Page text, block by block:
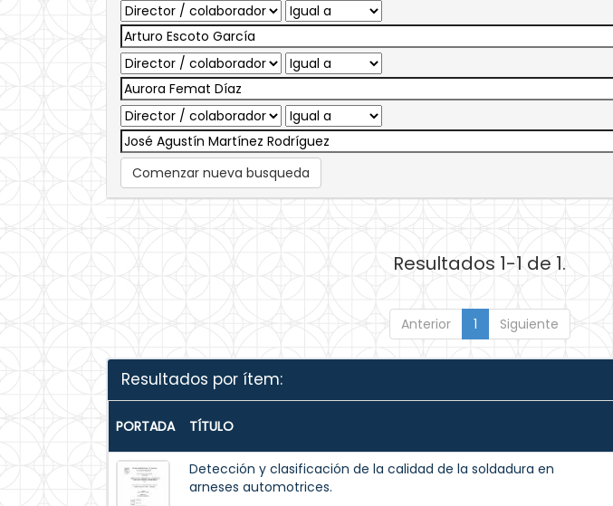
Comenzar nueva busqueda
Resultados 1-1 de 1.
Anterior 1 Siguiente
Resultados por ítem:
PORTADA TÍTULO
Detección y clasificación de la calidad de la soldadura en
arneses automotrices.